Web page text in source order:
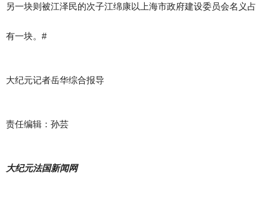
另一块则被江泽民的次子江绵康以上海市政府建设委员会名义占
有一块。#
大纪元记者岳华综合报导
责任编辑：孙芸
大纪元法国新闻网